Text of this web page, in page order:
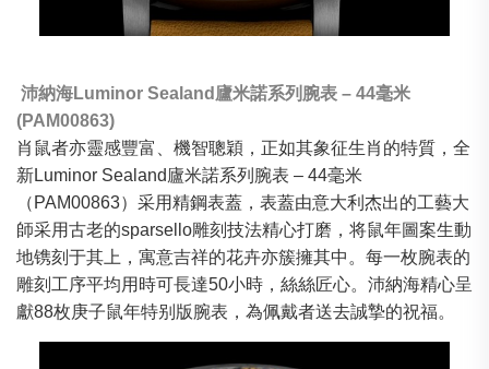
沛納海Luminor Sealand廬米諾系列腕表 – 44毫米
(PAM00863)
肖鼠者亦靈感豐富、機智聰穎，正如其象征生肖的特質，全
新Luminor Sealand廬米諾系列腕表 – 44毫米
（PAM00863）采用精鋼表蓋，表蓋由意大利杰出的工藝大
師采用古老的sparsello雕刻技法精心打磨，将鼠年圖案生動
地镌刻于其上，寓意吉祥的花卉亦簇擁其中。每一枚腕表的
雕刻工序平均用時可長達50小時，絲絲匠心。沛納海精心呈
獻88枚庚子鼠年特别版腕表，為佩戴者送去誠摯的祝福。